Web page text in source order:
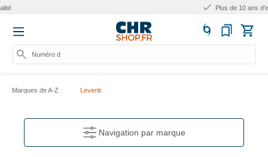
Numéro d'arti
Marques de A-Z Leventi
Navigation par marque